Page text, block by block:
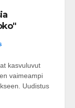
kasvuluvut
vaimeampi
Uudistus